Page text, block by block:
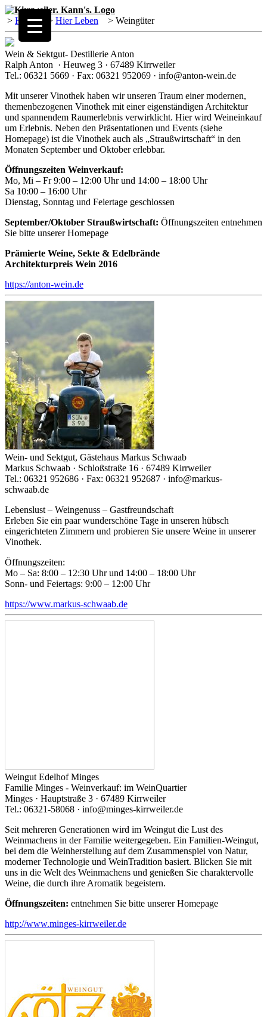
> Home> Hier Leben > Weingüter
Wein & Sektgut- Destillerie Anton
Ralph Anton · Heuweg 3 · 67489 Kirrweiler
Tel.: 06321 5669 · Fax: 06321 952069 · info@anton-wein.de
Mit unserer Vinothek haben wir unseren Traum einer modernen,
themenbezogenen Vinothek mit einer eigenständigen Architektur
und spannendem Raumerlebnis verwirklicht. Hier wird Weineinkauf
um Erlebnis. Neben den Präsentationen und Events (siehe
Homepage) ist die Vinothek auch als „Straußwirtschaft“ in den
Monaten September und Oktober erlebbar.
Öffnungszeiten Weinverkauf:
Mo, Mi – Fr 9:00 – 12:00 Uhr und 14:00 – 18:00 Uhr
Sa 10:00 – 16:00 Uhr
Dienstag, Sonntag und Feiertage geschlossen
September/Oktober Straußwirtschaft: Öffnungszeiten entnehmen
Sie bitte unserer Homepage
Prämierte Weine, Sekte & Edelbrände
Architekturpreis Wein 2016
https://anton-wein.de
Wein- und Sektgut, Gästehaus Markus Schwaab
Markus Schwaab · Schloßstraße 16 · 67489 Kirrweiler
Tel.: 06321 952686 · Fax: 06321 952687 · info@markus-
schwaab.de
Lebenslust – Weingenuss – Gastfreundschaft
Erleben Sie ein paar wunderschöne Tage in unseren hübsch
eingerichteten Zimmern und probieren Sie unsere Weine in unserer
Vinothek.
Öffnungszeiten:
Mo – Sa: 8:00 – 12:30 Uhr und 14:00 – 18:00 Uhr
Sonn- und Feiertags: 9:00 – 12:00 Uhr
https://www.markus-schwaab.de
Weingut Edelhof Minges
Familie Minges - Weinverkauf: im WeinQuartier
Minges · Hauptstraße 3 · 67489 Kirrweiler
Tel.: 06321-58068 · info@minges-kirrweiler.de
Seit mehreren Generationen wird im Weingut die Lust des
Weinmachens in der Familie weitergegeben. Ein Familien-Weingut,
bei dem die Weinherstellung auf dem Zusammenspiel von Natur,
moderner Technologie und WeinTradition basiert. Blicken Sie mit
uns in die Welt des Weinmachens und genießen Sie charaktervolle
Weine, die durch ihre Aromatik begeistern.
Öffnungszeiten: entnehmen Sie bitte unserer Homepage
http://www.minges-kirrweiler.de